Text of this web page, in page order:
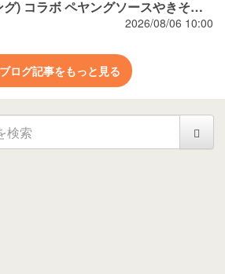
ボ ペヤングソースやきそば
ン
2026/08/06 10:00
ログ記事をもっと見る